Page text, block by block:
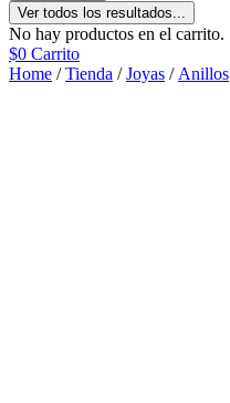
Ver todos los resultados...
No hay productos en el carrito.
$0 Carrito
Home /Tienda /Joyas / Anillos